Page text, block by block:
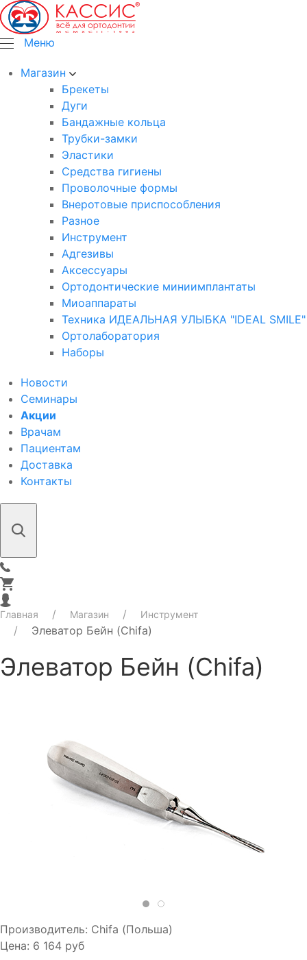
Меню
Магазин
Брекеты
Дуги
Бандажные кольца
Трубки-замки
Эластики
Средства гигиены
Проволочные формы
Внеротовые приспособления
Разное
Инструмент
Адгезивы
Аксессуары
Ортодонтические миниимплантаты
Миоаппараты
Техника ИДЕАЛЬНАЯ УЛЫБКА "IDEAL SMILE"
Ортолаборатория
Наборы
Новости
Семинары
Акции
Врачам
Пациентам
Доставка
Контакты
Главная Магазин Инструмент
Элеватор Бейн (Chifa)
Элеватор Бейн (Chifa)
Производитель: Chifa (Польша)
Цена: 6 164 руб